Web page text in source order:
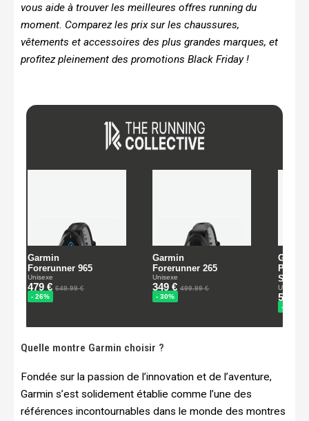
vous aide à trouver les meilleures offres running du
moment. Comparez les prix sur les chaussures,
vêtements et accessoires des plus grandes marques, et
profitez pleinement des promotions Black Friday !
Quelle montre Garmin choisir ?
Fondée sur la passion de l’innovation et de l’aventure,
Garmin s’est solidement établie comme l’une des
références incontournables dans le monde des montres